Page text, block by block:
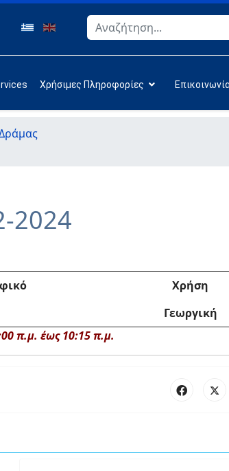
Αναζήτηση
Χρήσιμες Πληροφορίες
2024
Χρήση
Γεωργική
π.μ. έως 10:15 π.μ.